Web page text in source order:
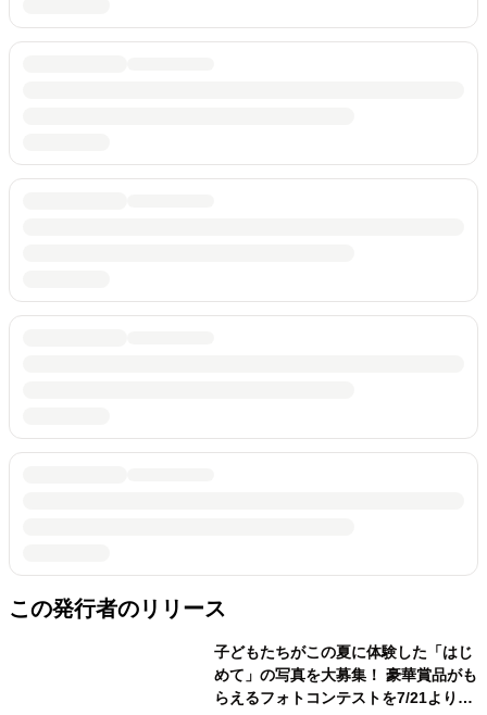
この発行者のリリース
子どもたちがこの夏に体験した「はじ
めて」の写真を大募集！ 豪華賞品がも
らえるフォトコンテストを7/21より開